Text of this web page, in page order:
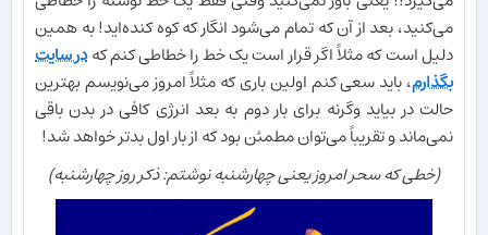
می‌کنید، بعد از آن که تمام می‌شود انگار که کوه کنده‌اید! به همین
دلیل است که مثلاً اگر قرار است یک خط را خطاطی کنم کهدر سایت
بگذارم، باید سعی کنم اولین باری که مثلاً امروز می‌نویسم بهترین
حالت در بیاید وگرنه برای بار دوم به بعد انرژی کافی در بدن باقی
نمی‌ماند و تقریباً می‌توان مطمئن بود که از بار اول بدتر خواهد شد!
(خطی که سحر امروز یعنی چهارشنبه نوشتم: ذکر روز چهارشنبه)